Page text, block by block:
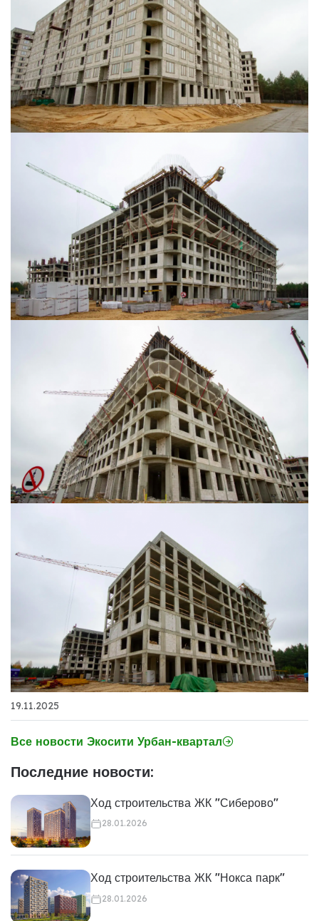
19.11.2025
Все новости Экосити Урбан-квартал
Последние новости:
Ход строительства ЖК "Сиберово"
28.01.2026
Ход строительства ЖК "Нокса парк"
28.01.2026